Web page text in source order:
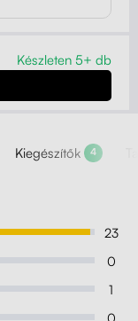
15 cm
Készleten 5+ db
Kiegészítők 4
23
0
1
0